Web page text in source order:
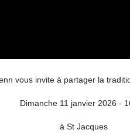
vous invite à partager la
Dimanche 11 janvier 2026 -
à St Jacques